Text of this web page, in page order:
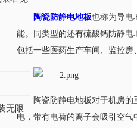
无限
陶瓷防静电地板也称为导电
能。同类型的还有硫酸钙防静电
包括一些医药生产车间、监控房
陶瓷防静电地板对于机房的
电，带有电荷的离子会吸引空